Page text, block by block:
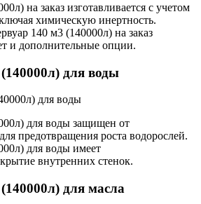
на заказ изготавливается с учетом
химическую инертность.
140 м3 (140000л) на заказ
и дополнительные опции.
для воды
для воды защищен от
предотвращения роста водорослей.
для воды имеет
внутренних стенок.
для масла